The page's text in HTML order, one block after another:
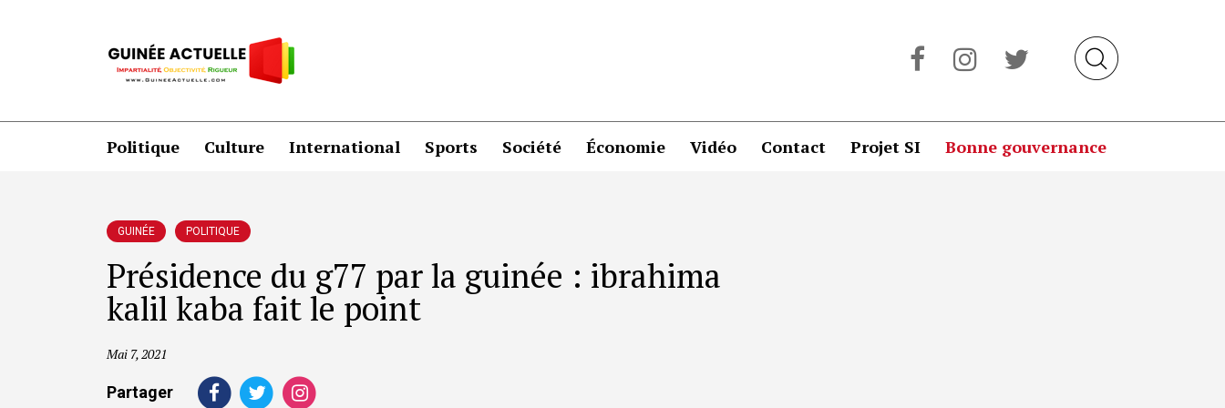
Politique Culture International Sports Société Économie Vidéo Contact Projet SI Bonne gouvernance
GUINÉE POLITIQUE
Présidence du g77 par la guinée : ibrahima
kalil kaba fait le point
Mai 7, 2021
Partager